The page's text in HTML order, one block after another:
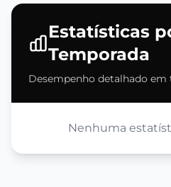
Estatísticas
Temporada
Desempenho detalhado
Nenhuma